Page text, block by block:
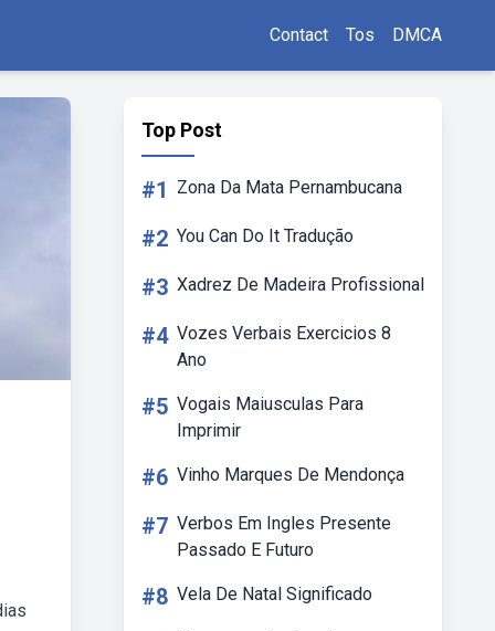
Contact Tos DMCA
Top Post
#1 Zona Da Mata Pernambucana
#2 You Can Do It Tradução
#3 Xadrez De Madeira Profissional
#4 Vozes Verbais Exercicios 8
Ano
#5 Vogais Maiusculas Para
Imprimir
#6 Vinho Marques De Mendonça
#7 Verbos Em Ingles Presente
Passado E Futuro
#8 Vela De Natal Significado